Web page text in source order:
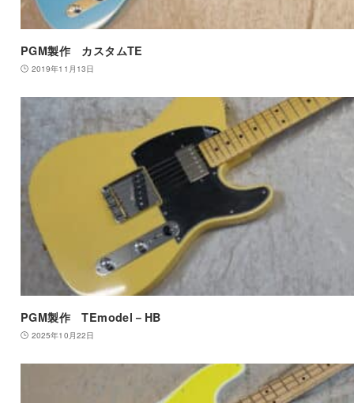
PGM製作 カスタムTE
2019年11月13日
PGM製作 TEmodel－HB
2025年10月22日